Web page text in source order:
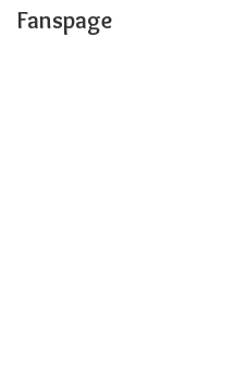
Fanspage